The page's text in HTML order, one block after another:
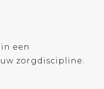
een
zorgdiscipline.